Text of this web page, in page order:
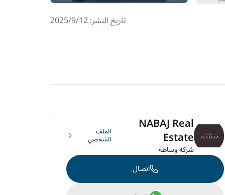
تاريخ النشر: 12‏‏/9‏‏/2025
NABAJ Real
Estate
شركة وساطة
الملف
الشخصي
اتصال